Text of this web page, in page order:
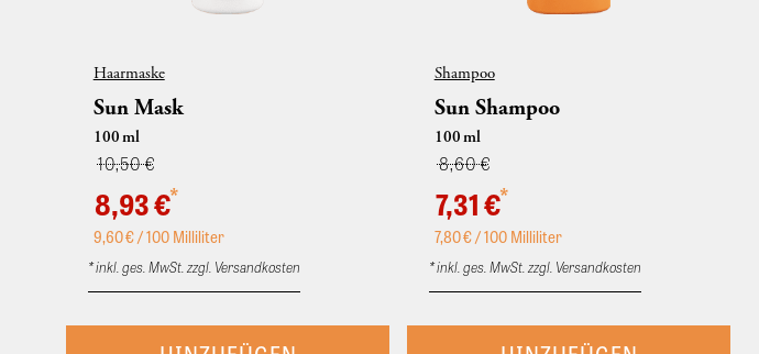
Haarmaske
Sun Mask
100ml
10,50 €
8,93 €*
9,60€ / 100 Milliliter
* inkl. ges. MwSt. zzgl. Versandkosten
Shampoo
Sun Shampoo
100ml
8,60 €
7,31 €*
7,80€ / 100 Milliliter
* inkl. ges. MwSt. zzgl. Versandkosten